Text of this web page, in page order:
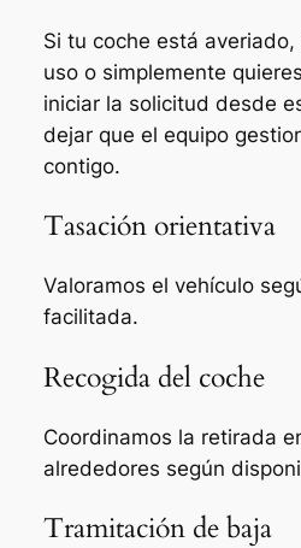
Si tu coche está
uso o simplemente
iniciar la solicitud desde
dejar que el equipo
contigo.
Tasación orientativa
Valoramos el vehículo
facilitada.
Recogida del coche
Coordinamos la retirada
alrededores según
Tramitación de baja